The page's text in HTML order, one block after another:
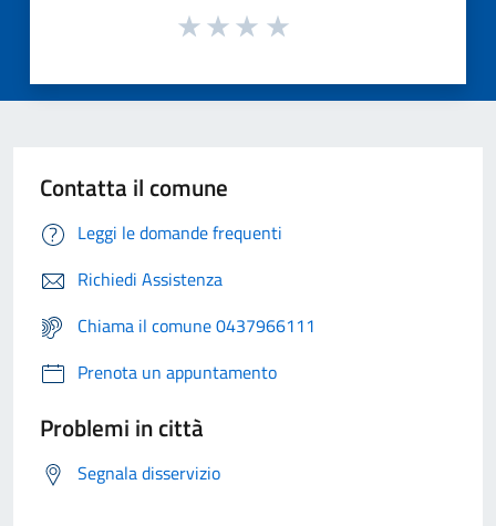
Contatta il comune
Leggi le domande frequenti
Richiedi Assistenza
Chiama il comune 0437966111
Prenota un appuntamento
Problemi in città
Segnala disservizio